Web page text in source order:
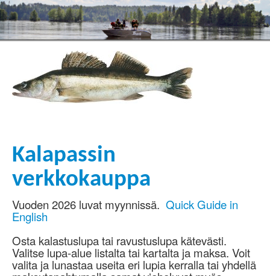
Kalapassin
verkkokauppa
Vuoden 2026 luvat myynnissä. Quick Guide in
English
Osta kalastuslupa tai ravustuslupa kätevästi.
Valitse lupa-alue listalta tai kartalta ja maksa. Voit
valita ja lunastaa useita eri lupia kerralla tai yhdellä